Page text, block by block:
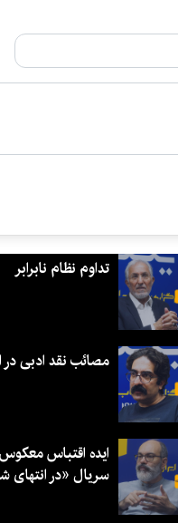
تداوم نظام نابرابر
مصائب نقد ادبی در
ایده اقتباس
سریال «در